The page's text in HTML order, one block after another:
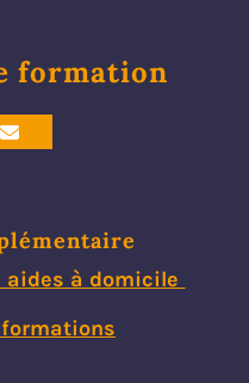
formation
à domicile